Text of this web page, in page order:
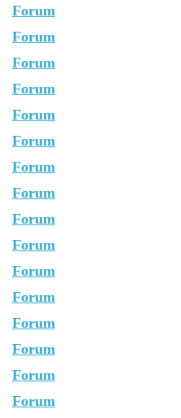
Forum
Forum
Forum
Forum
Forum
Forum
Forum
Forum
Forum
Forum
Forum
Forum
Forum
Forum
Forum
Forum